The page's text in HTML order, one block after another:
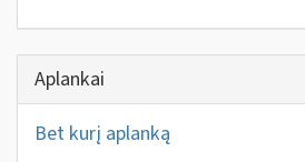
Aplankai
Bet kurį aplanką